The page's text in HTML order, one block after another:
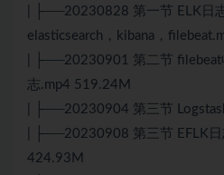
| ├──20230828 第一节 ELK日
elasticsearch，kibana，
| ├──20230901 第二节 filebeat
志.mp4 519.24M
| ├──20230904 第三节
| ├──20230908 第三节 EFLK
424.93M